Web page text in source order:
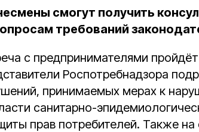
смогут получить
требований
с предпринимателями
Роспотребнадзора
принимаемых мерах к
санитарно-
прав потребителей. Также